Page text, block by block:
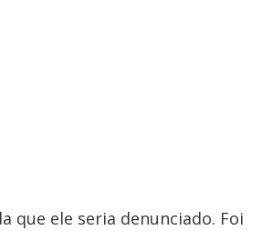
que ele seria denunciado. Foi